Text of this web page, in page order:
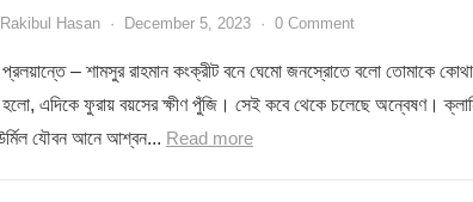
Rakibul Hasan · December 5, 2023 · 0 Comment
প্রলয়ান্তে – শামসুর রাহমান কংক্রীট বনে ঘেমো জনস্রোতে বলো তোমাকে
হলো, এদিকে ফুরায় বয়সের ক্ষীণ পুঁজি। সেই কবে থেকে চলেছে অন্বেষণ।
যৌবন আনে আশ্বন... Read more